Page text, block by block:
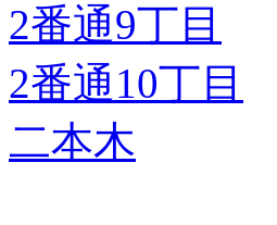
2番通9丁目
2番通10丁目
二本木